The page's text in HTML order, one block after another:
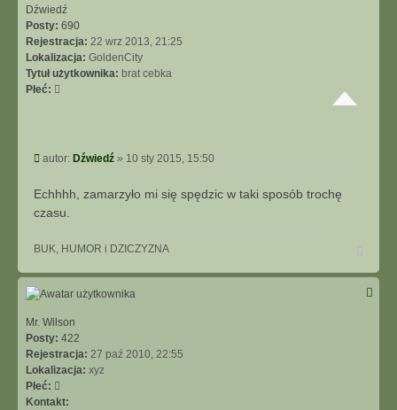
Dźwiedź
Posty: 690
Rejestracja: 22 wrz 2013, 21:25
Lokalizacja: GoldenCity
Tytuł użytkownika: brat cebka
Płeć:
P
s
autor: Dźwiedź » 10 sty 2015, 15:50
Echhhh, zamarzyło mi się spędzic w taki sposób trochę
czasu.
BUK, HUMOR i DZICZYZNA
g
ó
Mr. Wilson
Posty: 422
Rejestracja: 27 paź 2010, 22:55
Lokalizacja: xyz
Płeć:
Kontakt: